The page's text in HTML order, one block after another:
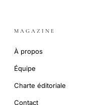
MAGAZINE
À propos
Équipe
Charte éditoriale
Contact